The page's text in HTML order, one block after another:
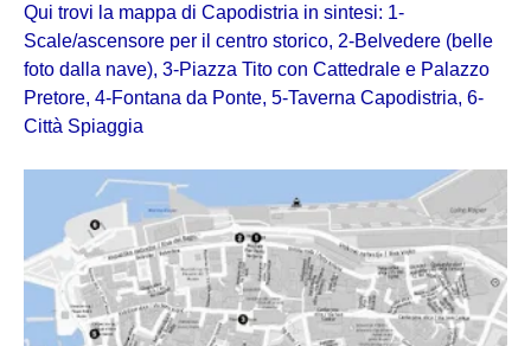
Qui trovi la mappa di Capodistria in sintesi: 1-
Scale/ascensore per il centro storico, 2-Belvedere (belle
foto dalla nave), 3-Piazza Tito con Cattedrale e Palazzo
Pretore, 4-Fontana da Ponte, 5-Taverna Capodistria, 6-
Città Spiaggia